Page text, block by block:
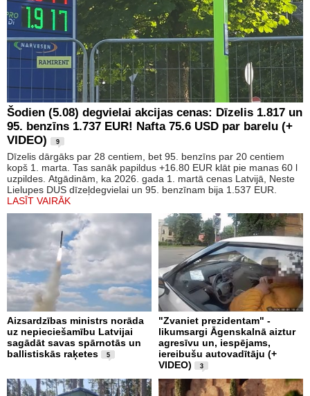
Šodien (5.08) degvielai akcijas cenas: Dīzelis 1.817 un
95. benzīns 1.737 EUR! Nafta 75.6 USD par barelu (+
VIDEO)
9
Dīzelis dārgāks par 28 centiem, bet 95. benzīns par 20 centiem
kopš 1. marta. Tas sanāk papildus +16.80 EUR klāt pie manas 60 l
uzpildes. Atgādinām, ka 2026. gada 1. martā cenas Latvijā, Neste
Lielupes DUS dīzeļdegvielai un 95. benzīnam bija 1.537 EUR.
LASĪT VAIRĀK
Aizsardzības ministrs norāda
uz nepieciešamību Latvijai
sagādāt savas spārnotās un
ballistiskās raķetes
5
"Zvaniet prezidentam" -
likumsargi Āgenskalnā aiztur
agresīvu un, iespējams,
iereibušu autovadītāju (+
VIDEO)
3